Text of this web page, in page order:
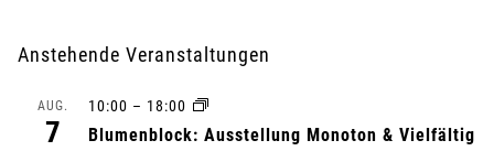
a
Anstehende Veranstaltungen
AUG.
7
10:00 – 18:00
Blumenblock: Ausstellung Monoton & Vielfältig